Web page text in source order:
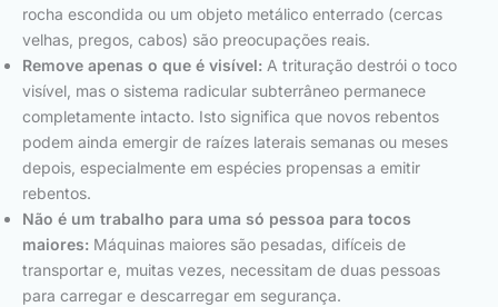
rocha escondida ou um objeto metálico enterrado (cercas
velhas, pregos, cabos) são preocupações reais.
Remove apenas o que é visível: A trituração destrói o toco
visível, mas o sistema radicular subterrâneo permanece
completamente intacto. Isto significa que novos rebentos
podem ainda emergir de raízes laterais semanas ou meses
depois, especialmente em espécies propensas a emitir
rebentos.
Não é um trabalho para uma só pessoa para tocos
maiores: Máquinas maiores são pesadas, difíceis de
transportar e, muitas vezes, necessitam de duas pessoas
para carregar e descarregar em segurança.